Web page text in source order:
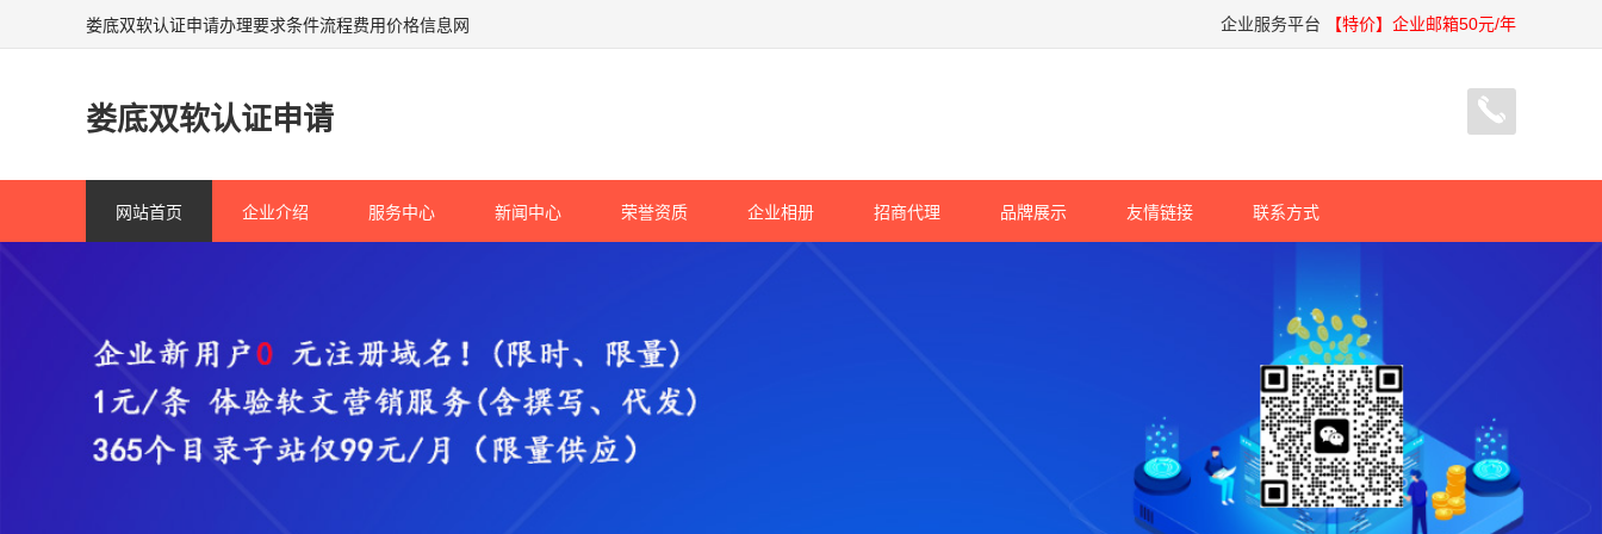
娄底双软认证申请办理要求条件流程费用价格信息网 企业服务平台 【特价】企业邮箱50元/年
娄底双软认证申请
网站首页 企业介绍 服务中心 新闻中心 荣誉资质 企业相册 招商代理 品牌展示 友情链接 联系方式